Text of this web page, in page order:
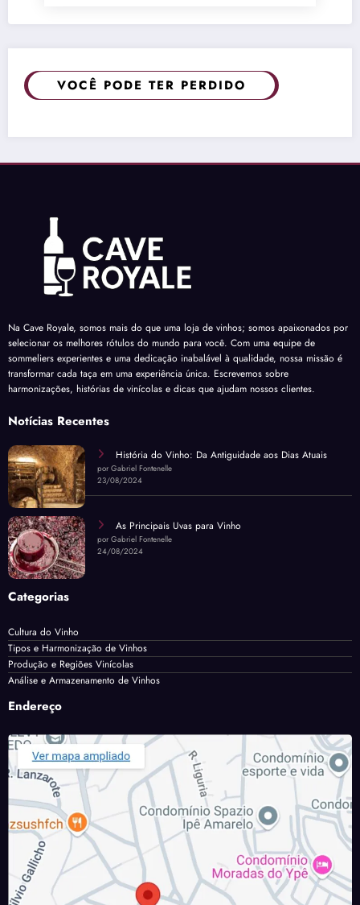
VOCÊ PODE TER PERDIDO
Na Cave Royale, somos mais do que uma loja de vinhos; somos apaixonados por
selecionar os melhores rótulos do mundo para você. Com uma equipe de
sommeliers experientes e uma dedicação inabalável à qualidade, nossa missão é
transformar cada taça em uma experiência única. Escrevemos sobre
harmonizações, histórias de vinícolas e dicas que ajudam nossos clientes.
Notícias Recentes
História do Vinho: Da Antiguidade aos Dias Atuais
por Gabriel Fontenelle
23/08/2024
As Principais Uvas para Vinho
por Gabriel Fontenelle
24/08/2024
Categorias
Cultura do Vinho
Tipos e Harmonização de Vinhos
Produção e Regiões Vinícolas
Análise e Armazenamento de Vinhos
Endereço